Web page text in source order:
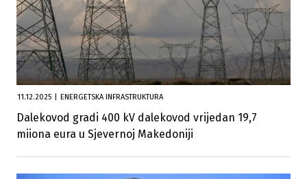
11.12.2025 ENERGETSKA INFRASTRUKTURA
Dalekovod gradi 400 kV dalekovod vrijedan 19,7
miiona eura u Sjevernoj Makedoniji